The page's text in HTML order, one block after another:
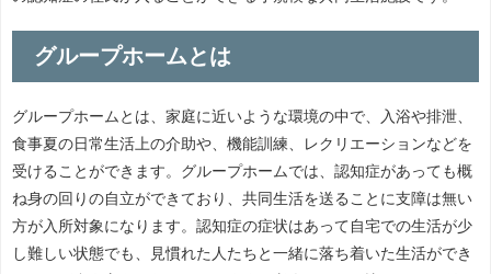
グループホームとは
グループホームとは、家庭に近いような環境の中で、入浴や排泄、
食事夏の日常生活上の介助や、機能訓練、レクリエーションなどを
受けることができます。グループホームでは、認知症があっても概
ね身の回りの自立ができており、共同生活を送ることに支障は無い
方が入所対象になります。認知症の症状はあって自宅での生活が少
し難しい状態でも、見慣れた人たちと一緒に落ち着いた生活ができ